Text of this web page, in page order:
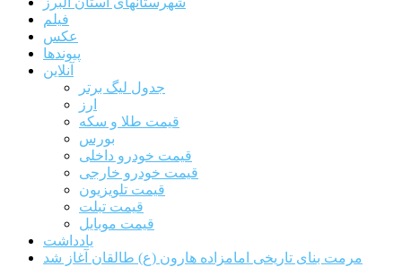
فیلم
عکس
پیوندها
آنلاین
جدول لیگ برتر
ارز
قیمت طلا و سکه
بورس
قیمت خودرو داخلی
قیمت خودرو خارجی
قیمت تلویزیون
قیمت تبلت
قیمت موبایل
یادداشت
مرمت بنای تاریخی امامزاده هارون (ع) طالقان آغاز شد